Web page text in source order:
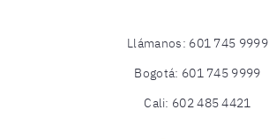
Llámanos: 601 745 9999
Bogotá: 601 745 9999
Cali: 602 485 4421